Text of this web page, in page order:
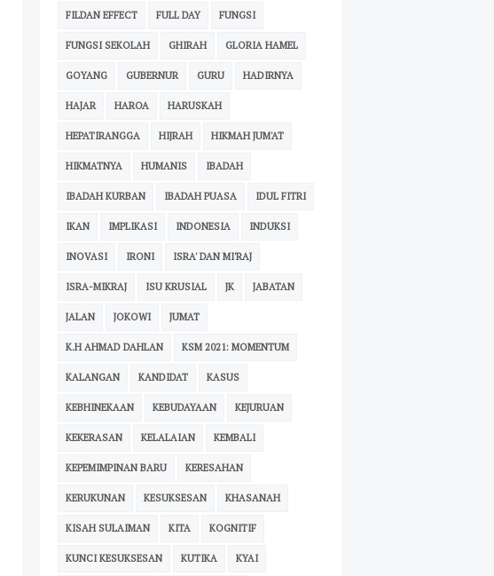
FILDAN EFFECT FULL DAY FUNGSI
FUNGSI SEKOLAH GHIRAH GLORIA HAMEL
GOYANG GUBERNUR GURU HADIRNYA
HAJAR HAROA HARUSKAH
HEPATIRANGGA HIJRAH HIKMAH JUM'AT
HIKMATNYA HUMANIS IBADAH
IBADAH KURBAN IBADAH PUASA IDUL FITRI
IKAN IMPLIKASI INDONESIA INDUKSI
INOVASI IRONI ISRA' DAN MI'RAJ
ISRA-MIKRAJ ISU KRUSIAL JK JABATAN
JALAN JOKOWI JUMAT
K.H AHMAD DAHLAN KSM 2021: MOMENTUM
KALANGAN KANDIDAT KASUS
KEBHINEKAAN KEBUDAYAAN KEJURUAN
KEKERASAN KELALAIAN KEMBALI
KEPEMIMPINAN BARU KERESAHAN
KERUKUNAN KESUKSESAN KHASANAH
KISAH SULAIMAN KITA KOGNITIF
KUNCI KESUKSESAN KUTIKA KYAI